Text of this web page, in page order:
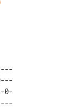
0-